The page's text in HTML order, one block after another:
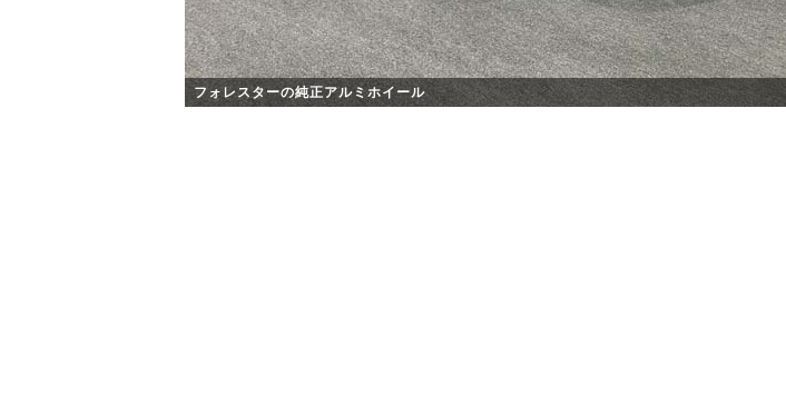
フォレスターの純正アルミホイール